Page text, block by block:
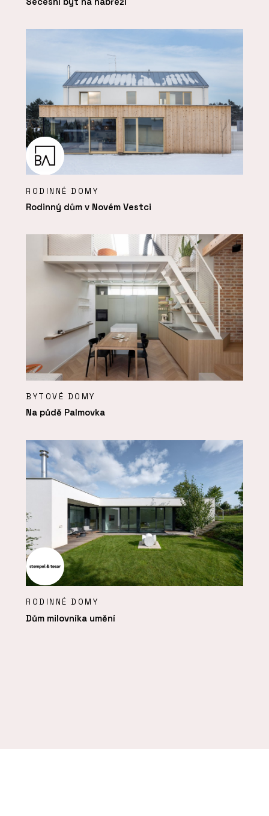
RODINNÉ DOMY
Rodinný dům v Novém Vestci
BYTOVÉ DOMY
Na půdě Palmovka
RODINNÉ DOMY
Dům milovníka umění